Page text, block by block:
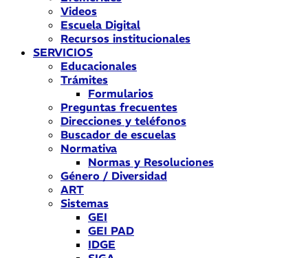
Videos
Escuela Digital
Recursos institucionales
SERVICIOS
Educacionales
Trámites
Formularios
Preguntas frecuentes
Direcciones y teléfonos
Buscador de escuelas
Normativa
Normas y Resoluciones
Género / Diversidad
ART
Sistemas
GEI
GEI PAD
IDGE